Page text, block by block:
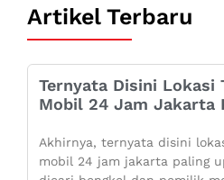
Artikel Terbaru
Ternyata Disini Lokasi
Mobil 24 Jam Jakarta
Akhirnya, ternyata disini
mobil 24 jam jakarta paling